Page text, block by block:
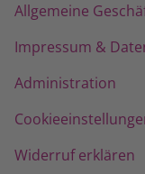
Allgemeine
Impressum &
Administration
Widerruf erklären